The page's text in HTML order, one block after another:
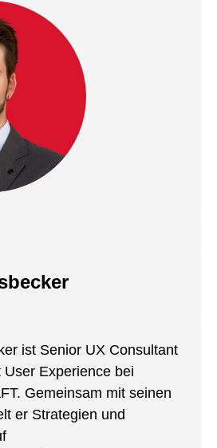
ist Senior UX Consultant
Experience bei
Gemeinsam mit seinen
er Strategien und